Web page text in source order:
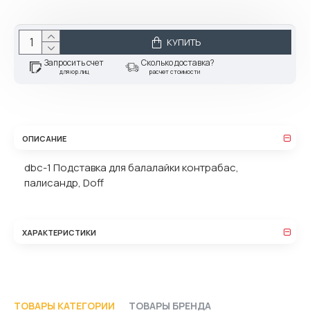
КУПИТЬ
Запросить счет
для юр.лиц
Сколько доставка?
расчет стоимости
ОПИСАНИЕ
dbc-1 Подставка для балалайки контрабас,
палисандр, Doff
ХАРАКТЕРИСТИКИ
ТОВАРЫ КАТЕГОРИИ ТОВАРЫ БРЕНДА